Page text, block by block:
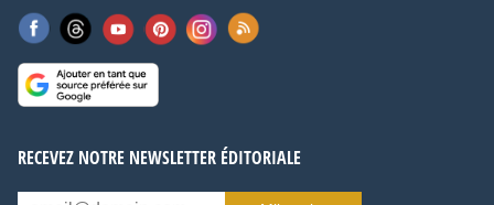
RECEVEZ NOTRE NEWSLETTER ÉDITORIALE